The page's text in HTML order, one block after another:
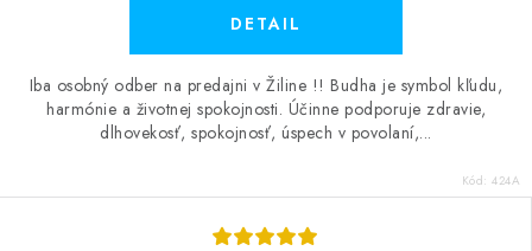
DETAIL
Iba osobný odber na predajni v Žiline !! Budha je symbol kľudu,
harmónie a životnej spokojnosti. Účinne podporuje zdravie,
dlhovekosť, spokojnosť, úspech v povolaní,...
Kód: 424A